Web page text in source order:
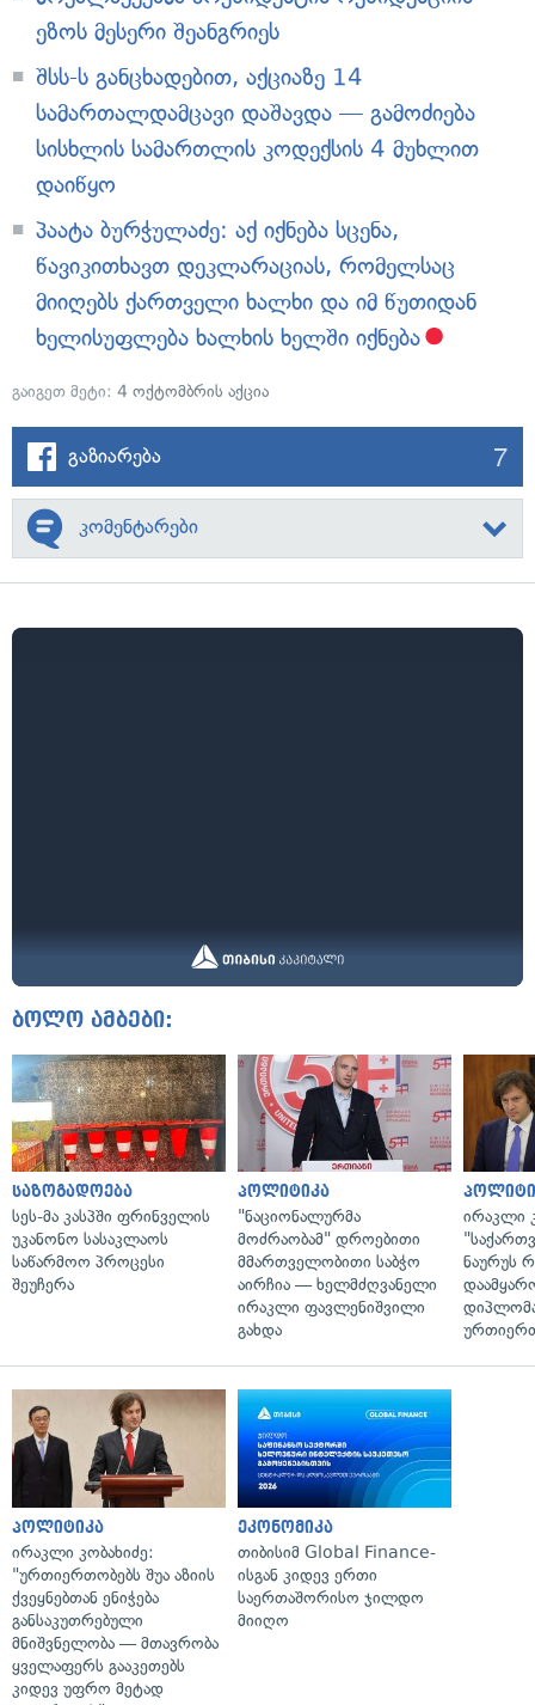
ეზოს მესერი შეანგრიეს
შსს-ს განცხადებით, აქციაზე 14
სამართალდამცავი დაშავდა — გამოძიება
სისხლის სამართლის კოდექსის 4 მუხლით
დაიწყო
პაატა ბურჭულაძე: აქ იქნება სცენა,
წავიკითხავთ დეკლარაციას, რომელსაც
მიიღებს ქართველი ხალხი და იმ წუთიდან
ხელისუფლება ხალხის ხელში იქნება
გაიგეთ მეტი: 4 ოქტომბრის აქცია
გაზიარება 7
კომენტარები
ბოლო ამბები:
საზოგადოება
სეს-მა კასპში ფრინველის
უკანონო სასაკლაოს
საწარმოო პროცესი
შეუჩერა
პოლიტიკა
"ნაციონალურმა
მოძრაობამ" დროებითი
მმართველობითი საბჭო
აირჩია — ხელმძღვანელი
ირაკლი ფავლენიშვილი
გახდა
ირაკლი
ნაურუს
პოლიტიკა
ირაკლი კობახიძე:
"ურთიერთობებს შუა აზიის
ქვეყნებთან ენიჭება
განსაკუთრებული
მნიშვნელობა — მთავრობა
ყველაფერს გააკეთებს
კიდევ უფრო მეტად
ეკონომიკა
თიბისიმ Global Finance-
ისგან კიდევ ერთი
საერთაშორისო ჯილდო
მიიღო